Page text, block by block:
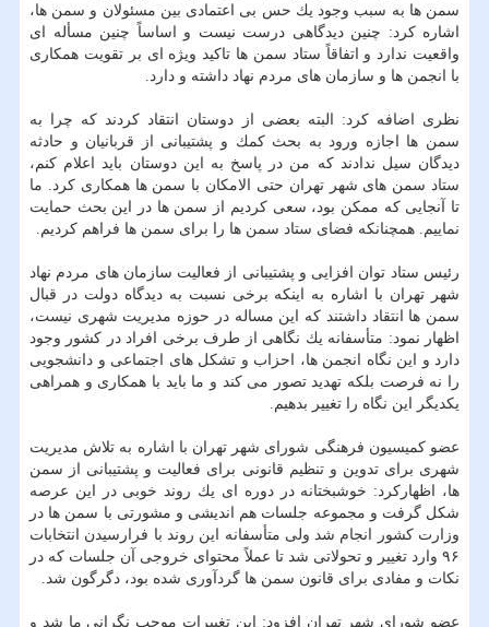
سمن ها به سبب وجود یك حس بی اعتمادی بین مسئولان و سمن ها،
اشاره كرد: چنین دیدگاهی درست نیست و اساساً چنین مسأله ای
واقعیت ندارد و اتفاقاً ستاد سمن ها تاكید ویژه ای بر تقویت همكاری
با انجمن ها و سازمان های مردم نهاد داشته و دارد.
نظری اضافه كرد: البته بعضی از دوستان انتقاد كردند كه چرا به
سمن ها اجازه ورود به بحث كمك و پشتیبانی از قربانیان و حادثه
دیدگان سیل ندادند كه من در پاسخ به این دوستان باید اعلام كنم،
ستاد سمن های شهر تهران حتی الامكان با سمن ها همكاری كرد. ما
تا آنجایی كه ممكن بود، سعی كردیم از سمن ها در این بحث حمایت
نماییم. همچنانكه فضای ستاد سمن ها را برای سمن ها فراهم كردیم.
رئیس ستاد توان افزایی و پشتیبانی از فعالیت سازمان های مردم نهاد
شهر تهران با اشاره به اینكه برخی نسبت به دیدگاه دولت در قبال
سمن ها انتقاد داشتند كه این مساله در حوزه مدیریت شهری نیست،
اظهار نمود: متأسفانه یك نگاهی از طرف برخی افراد در كشور وجود
دارد و این نگاه انجمن ها، احزاب و تشكل های اجتماعی و دانشجویی
را نه فرصت بلكه تهدید تصور می كند و ما باید با همكاری و همراهی
یكدیگر این نگاه را تغییر بدهیم.
عضو كمیسیون فرهنگی شورای شهر تهران با اشاره به تلاش مدیریت
شهری برای تدوین و تنظیم قانونی برای فعالیت و پشتیبانی از سمن
ها، اظهاركرد: خوشبختانه در دوره ای یك روند خوبی در این عرصه
شكل گرفت و مجموعه جلسات هم اندیشی و مشورتی با سمن ها در
وزارت كشور انجام شد ولی متأسفانه این روند با فرارسیدن انتخابات
۹۶ وارد تغییر و تحولاتی شد تا عملاً محتوای خروجی آن جلسات كه در
نكات و مفادی برای قانون سمن ها گردآوری شده بود، دگرگون شد.
عضو شورای شهر تهران افزود: این تغییرات موجب نگرانی ما شد و